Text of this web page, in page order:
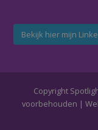
Bekijk hier mijn
Copyright
voorbehouden |